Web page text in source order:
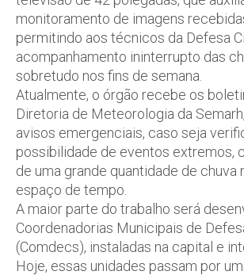
monitoramento de imagens
permitindo aos técnicos da Defesa
acompanhamento ininterrupto das
sobretudo nos fins de semana.
Atualmente, o órgão recebe os
Diretoria de Meteorologia da
avisos emergenciais, caso seja
possibilidade de eventos extremos,
de uma grande quantidade de chuva
espaço de tempo.
A maior parte do trabalho será
Coordenadorias Municipais de
(Comdecs), instaladas na capital e
Hoje, essas unidades passam por